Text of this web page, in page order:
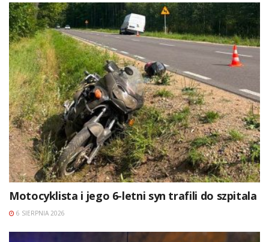
Motocyklista i jego 6-letni syn trafili do szpitala
6 SIERPNIA 2026